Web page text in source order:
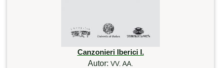
Canzonieri Iberici I.
Autor: VV. AA.